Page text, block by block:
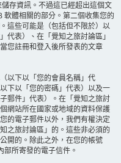
存資訊。不過這已經超出這個文
軟體相關的部分。第二個收集您的
這些可能是（包括但不限於）以
代表）、在「覺知之旅討論區」
您註冊和登入後所發表的文章
以下以「您的會員名稱」代
下以「您的密碼」代表）以及一
郵件」代表）。在「覺知之旅討
網站所在國家或地域的資料保護
的電子郵件以外，我們有權決定
之旅討論區」的。這些非必須的
開的。除此之外，在您的帳號
所寄發的電子信件。